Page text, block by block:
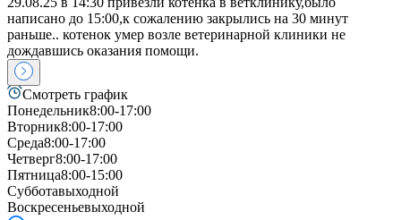
написано до 15:00,к сожалению закрылись на 30 минут
раньше.. котенок умер возле ветеринарной клиники не
дождавшись оказания помощи.
Смотреть график
Понедельник8:00-17:00
Вторник8:00-17:00
Среда8:00-17:00
Четверг8:00-17:00
Пятница8:00-15:00
Субботавыходной
Воскресеньевыходной